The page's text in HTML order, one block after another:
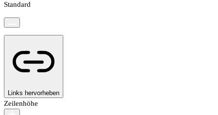
Standard
Links hervorheben
Zeilenhöhe